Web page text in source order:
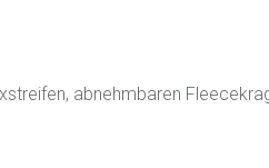
abnehmbaren